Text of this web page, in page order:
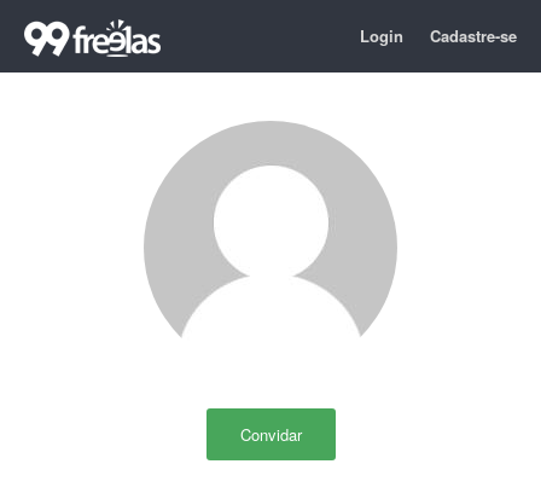
Login Cadastre-se
Convidar